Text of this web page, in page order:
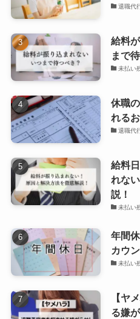
退職代
給料
まで
未払い
休職
れる
退職代
給料
れな
説！
未払い
年間
カウ
未払い
【ヤ
る嫌